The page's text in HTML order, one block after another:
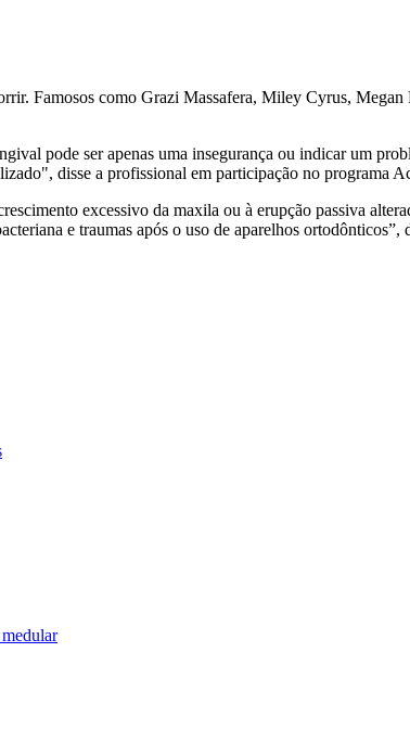
Famosos como Grazi Massafera, Miley Cyrus,
pode ser apenas uma insegurança ou indicar um
disse a profissional em participação no programa
excessivo da maxila ou à erupção passiva
e traumas após o uso de aparelhos ortodônticos”,